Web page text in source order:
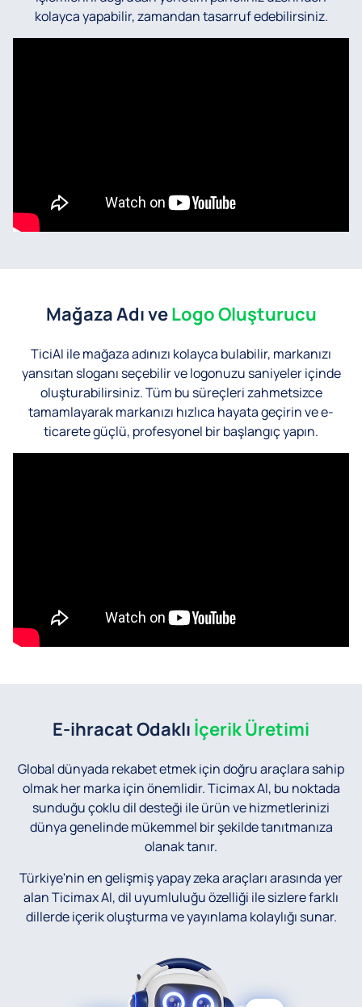
kolayca yapabilir, zamandan tasarruf edebilirsiniz.
Mağaza Adı veLogo Oluşturucu
TiciAI ile mağaza adınızı kolayca bulabilir, markanızı
yansıtan sloganı seçebilir ve logonuzu saniyeler içinde
oluşturabilirsiniz. Tüm bu süreçleri zahmetsizce
tamamlayarak markanızı hızlıca hayata geçirin ve e-
ticarete güçlü, profesyonel bir başlangıç yapın.
E-ihracat Odaklı İçerik Üretimi
Global dünyada rekabet etmek için doğru araçlara sahip
olmak her marka için önemlidir. Ticimax AI, bu noktada
sunduğu çoklu dil desteği ile ürün ve hizmetlerinizi
dünya genelinde mükemmel bir şekilde tanıtmanıza
olanak tanır.
Türkiye'nin en gelişmiş yapay zeka araçları arasında yer
alan Ticimax AI, dil uyumluluğu özelliği ile sizlere farklı
dillerde içerik oluşturma ve yayınlama kolaylığı sunar.